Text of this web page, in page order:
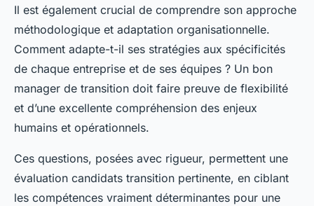
Il est également crucial de comprendre son approche
méthodologique et adaptation organisationnelle.
Comment adapte-t-il ses stratégies aux spécificités
de chaque entreprise et de ses équipes ? Un bon
manager de transition doit faire preuve de flexibilité
et d’une excellente compréhension des enjeux
humains et opérationnels.
Ces questions, posées avec rigueur, permettent une
évaluation candidats transition pertinente, en ciblant
les compétences vraiment déterminantes pour une